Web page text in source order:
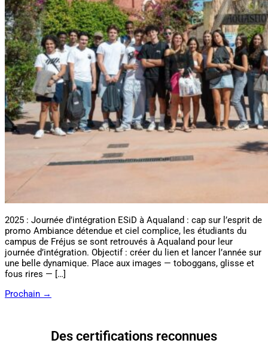
2025 : Journée d’intégration ESiD à Aqualand : cap sur l’esprit de
promo Ambiance détendue et ciel complice, les étudiants du
campus de Fréjus se sont retrouvés à Aqualand pour leur
journée d’intégration. Objectif : créer du lien et lancer l’année sur
une belle dynamique. Place aux images — toboggans, glisse et
fous rires — […]
Prochain →
Des certifications reconnues